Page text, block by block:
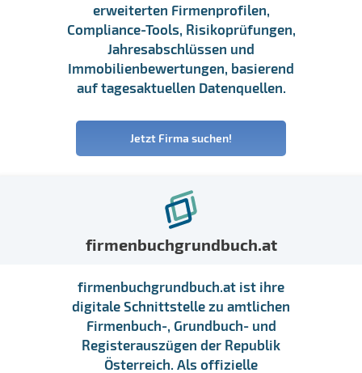
erweiterten Firmenprofilen,
Compliance-Tools, Risikoprüfungen,
Jahresabschlüssen und
Immobilienbewertungen, basierend
auf tagesaktuellen Datenquellen.
Jetzt Firma suchen!
firmenbuchgrundbuch.at
firmenbuchgrundbuch.at ist ihre
digitale Schnittstelle zu amtlichen
Firmenbuch-, Grundbuch- und
Registerauszügen der Republik
Österreich. Als offizielle